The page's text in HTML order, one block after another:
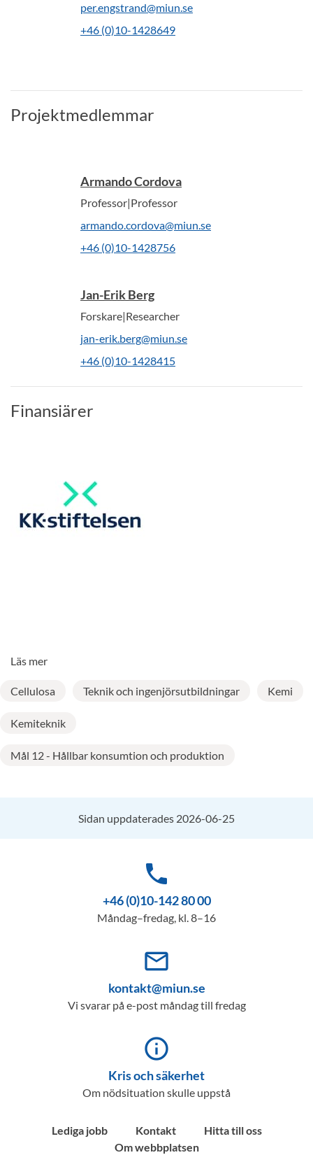
per.engstrand@miun.se
+46 (0)10-1428649
Projektmedlemmar
Armando Cordova
Professor|Professor
armando.cordova@miun.se
+46 (0)10-1428756
Jan-Erik Berg
Forskare|Researcher
jan-erik.berg@miun.se
+46 (0)10-1428415
Finansiärer
Läs mer
Cellulosa Teknik och ingenjörsutbildningar Kemi
Kemiteknik
Mål 12 - Hållbar konsumtion och produktion
Sidan uppdaterades 2026-06-25
phone
+46 (0)10-142 80 00
Måndag–fredag, kl. 8–16
mail_outline
kontakt@miun.se
Vi svarar på e-post måndag till fredag
info_outline
Kris och säkerhet
Om nödsituation skulle uppstå
Lediga jobb Kontakt
Hitta till oss
Om webbplatsen